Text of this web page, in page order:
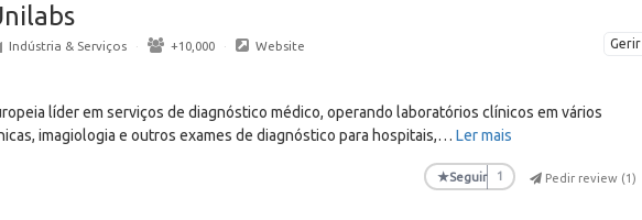
Gerir
Indústria & Serviços · +10,000 · Website
líder em serviços de diagnóstico médico, operando laboratórios clínicos em vários
imagiologia e outros exames de diagnóstico para hospitais,… Ler mais
★Seguir 1 Pedir review (1)